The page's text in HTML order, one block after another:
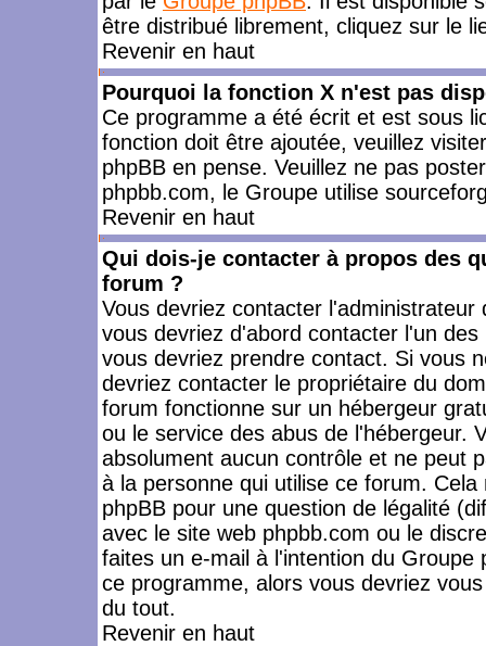
être distribué librement, cliquez sur le
Revenir en haut
Pourquoi la fonction X n'est pas
Ce programme a été écrit et est sous
fonction doit être ajoutée, veuillez
phpBB en pense. Veuillez ne pas
phpbb.com, le Groupe utilise
Revenir en haut
Qui dois-je contacter à propos des
forum ?
Vous devriez contacter
vous devriez d'abord contacter l'un
vous devriez prendre contact. Si vous
devriez contacter le propriétaire du
forum fonctionne sur un hébergeur
ou le service des abus de l'hébergeur.
absolument aucun contrôle et ne peut
à la personne qui utilise ce forum.
phpBB pour une question de légalité
avec le site web phpbb.com ou le
faites un e-mail à l'intention du
ce programme, alors vous devriez
du tout.
Revenir en haut